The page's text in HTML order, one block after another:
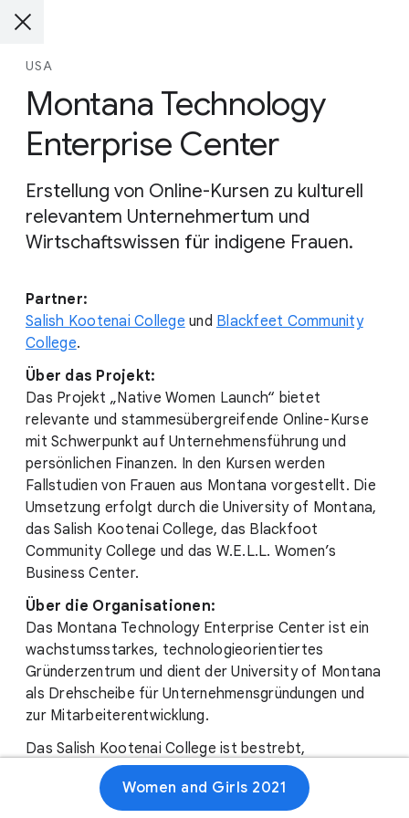
USA
Montana Technology
Enterprise Center
Erstellung von Online-Kursen zu kulturell
relevantem Unternehmertum und
Wirtschaftswissen für indigene Frauen.
Partner:
Salish Kootenai College und Blackfeet Community
College.
Über das Projekt:
Das Projekt „Native Women Launch“ bietet
relevante und stammesübergreifende Online-Kurse
mit Schwerpunkt auf Unternehmensführung und
persönlichen Finanzen. In den Kursen werden
Fallstudien von Frauen aus Montana vorgestellt. Die
Umsetzung erfolgt durch die University of Montana,
das Salish Kootenai College, das Blackfoot
Community College und das W.E.L.L. Women’s
Business Center.
Über die Organisationen:
Das Montana Technology Enterprise Center ist ein
wachstumsstarkes, technologieorientiertes
Gründerzentrum und dient der University of Montana
als Drehscheibe für Unternehmensgründungen und
zur Mitarbeiterentwicklung.
Das Salish Kootenai College ist bestrebt,
hochwertige postsekundäre Bildungsmöglichkeiten
und Unterstützung für amerikanische Ureinwohner zu
bieten. Das College möchte die Kultur der Völker der
Women and Girls 2021